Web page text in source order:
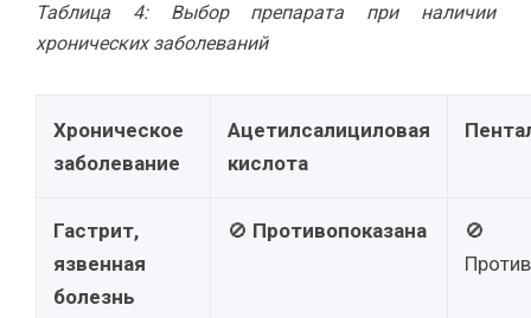
Таблица 4: Выбор препарата при наличии
хронических заболеваний
Хроническое
заболевание
Ацетилсалициловая
кислота
Гастрит,
язвенная
болезнь
🚫 Противопоказана
🚫